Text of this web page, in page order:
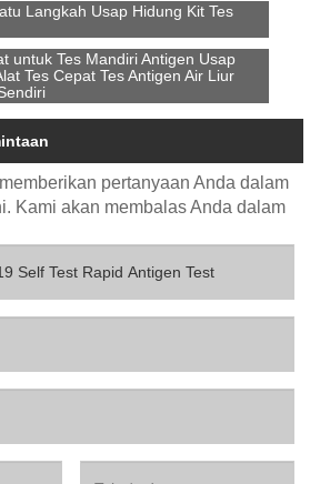
Langkah Usap Hidung Kit Tes
untuk Tes Mandiri Antigen Usap
Tes Cepat Tes Antigen Air Liur
pertanyaan Anda dalam
Kami akan membalas Anda dalam